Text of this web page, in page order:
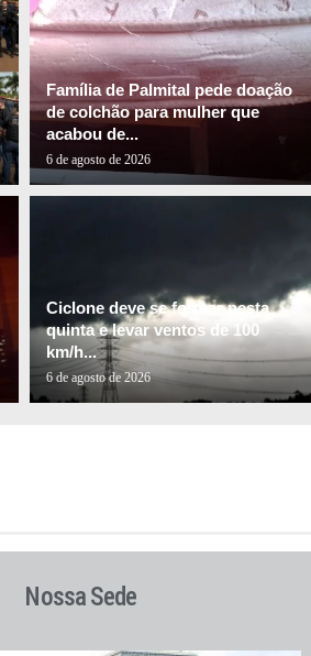
Família de Palmital pede doação
de colchão para mulher que
acabou de...
6 de agosto de 2026
Ciclone deve se formar nesta
quinta e levar ventos de 100
km/h...
6 de agosto de 2026
Nossa Sede